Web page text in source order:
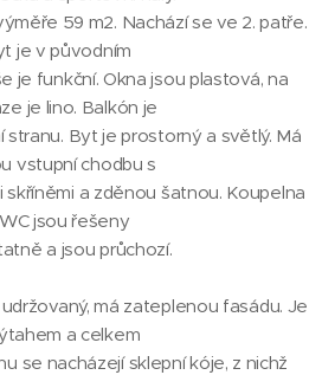
59 m2. Nachází se ve 2. patře.
je v původním
je funkční. Okna jsou plastová, na
je lino. Balkón je
stranu. Byt je prostorný a světlý. Má
vstupní chodbu s
a zděnou šatnou. Koupelna
jsou řešeny
a jsou průchozí.
má zateplenou fasádu. Je
a celkem
se nacházejí sklepní kóje, z nichž